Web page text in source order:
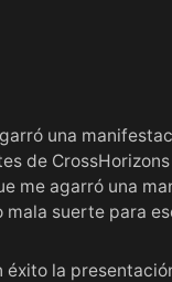
una
de CrossHorizons
me agarró una
mala suerte para
éxito la